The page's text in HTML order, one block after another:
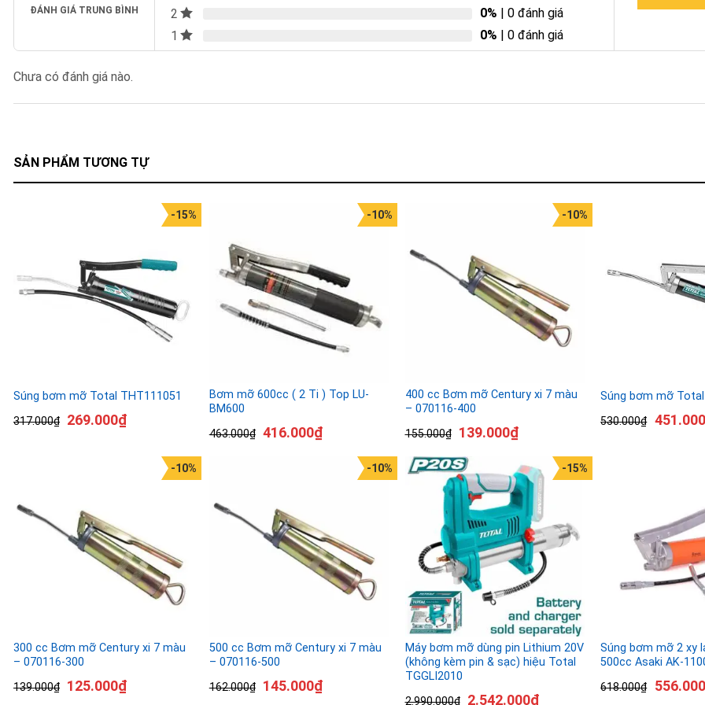
ĐÁNH GIÁ TRUNG BÌNH 2 0% | 0 đánh giá
1
0% | 0 đánh giá
Chưa có đánh giá nào.
SẢN PHẨM TƯƠNG TỰ
Súng bơm mỡ Total THT111051
317.000₫
-15%
269.000₫
Bơm mỡ 600cc ( 2 Ti ) Top LU-
BM600
463.000₫
-10%
416.000₫
400 cc Bơm mỡ Century xi 7 màu
– 070116-400
155.000₫
-10%
139.000₫
Súng bơm mỡ
530.000₫ 451.000
300 cc Bơm mỡ Century xi 7 màu
– 070116-300
139.000₫
-10%
125.000₫
500 cc Bơm mỡ Century xi 7 màu
– 070116-500
162.000₫
-10%
145.000₫
Máy bơm mỡ dùng pin Lithium 20V
(không kèm pin & sạc) hiệu Total
TGGLI2010
2.990.000₫
-15%
2.542.000₫
Súng bơm mỡ 2 xy
500cc Asaki AK-
618.000₫ 556.000